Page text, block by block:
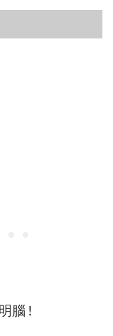
大公開！
? 3-6歲玩具
腦 !